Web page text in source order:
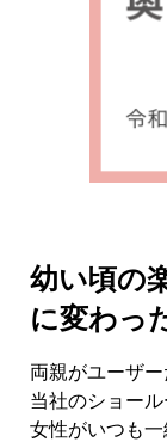
幼い頃の
に変わっ
両親がユーザ
当社のショー
女性がいつも